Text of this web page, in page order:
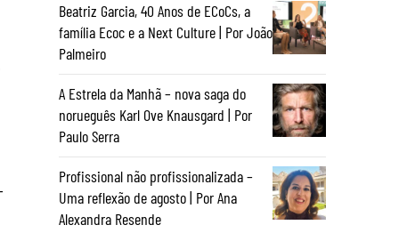
Beatriz Garcia, 40 Anos de ECoCs, a
família Ecoc e a Next Culture | Por João
Palmeiro
A Estrela da Manhã – nova saga do
norueguês Karl Ove Knausgard | Por
Paulo Serra
Profissional não profissionalizada –
Uma reflexão de agosto | Por Ana
Alexandra Resende